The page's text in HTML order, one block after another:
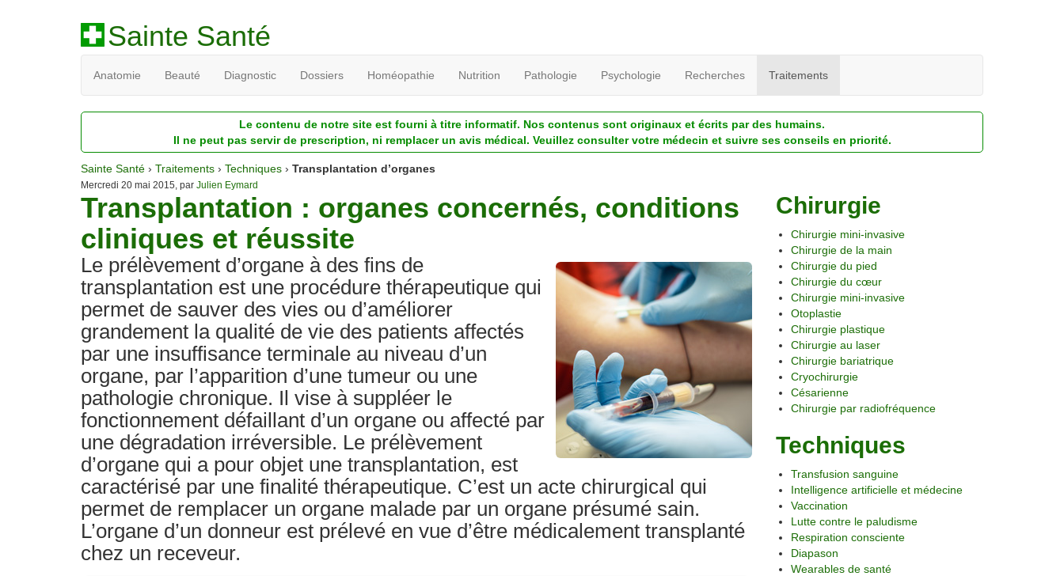
Sainte Santé
Anatomie Beauté Diagnostic Dossiers Homéopathie Nutrition Pathologie Psychologie Recherches Traitements
Le contenu de notre site est fourni à titre informatif. Nos contenus sont originaux et écrits par des humains.
Il ne peut pas servir de prescription, ni remplacer un avis médical. Veuillez consulter votre médecin et suivre ses conseils en priorité.
Sainte Santé › Traitements › Techniques › Transplantation d’organes
Mercredi 20 mai 2015, par Julien Eymard
Transplantation : organes concernés, conditions
cliniques et réussite
Le prélèvement d’organe à des fins de
transplantation est une procédure thérapeutique qui
permet de sauver des vies ou d’améliorer
grandement la qualité de vie des patients affectés
par une insuffisance terminale au niveau d’un
organe, par l’apparition d’une tumeur ou une
pathologie chronique. Il vise à suppléer le
fonctionnement défaillant d’un organe ou affecté par
une dégradation irréversible. Le prélèvement
d’organe qui a pour objet une transplantation, est
caractérisé par une finalité thérapeutique. C’est un acte chirurgical qui
permet de remplacer un organe malade par un organe présumé sain.
L’organe d’un donneur est prélevé en vue d’être médicalement transplanté
chez un receveur.
Chirurgie
Chirurgie mini-invasive
Chirurgie de la main
Chirurgie du pied
Chirurgie du cœur
Chirurgie mini-invasive
Otoplastie
Chirurgie plastique
Chirurgie au laser
Chirurgie bariatrique
Cryochirurgie
Césarienne
Chirurgie par radiofréquence
Techniques
Transfusion sanguine
Intelligence artificielle et médecine
Vaccination
Lutte contre le paludisme
Respiration consciente
Diapason
Wearables de santé